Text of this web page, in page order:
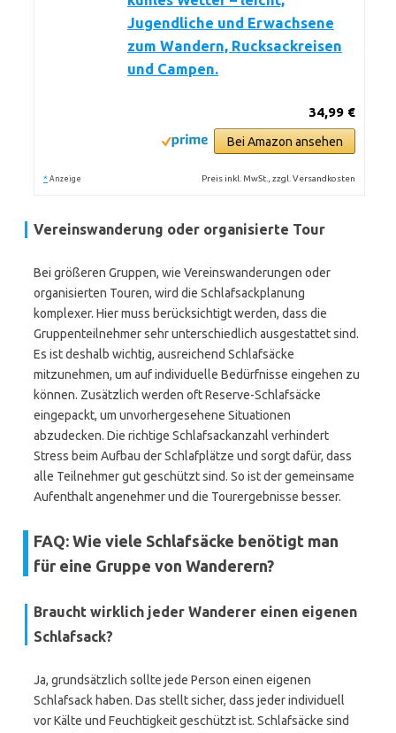
Jugendliche und Erwachsene
zum Wandern, Rucksackreisen
und Campen.
34,99 €
Bei Amazon ansehen
* Anzeige Preis inkl. MwSt., zzgl. Versandkosten
Vereinswanderung oder organisierte Tour
Bei größeren Gruppen, wie Vereinswanderungen oder
organisierten Touren, wird die Schlafsackplanung
komplexer. Hier muss berücksichtigt werden, dass die
Gruppenteilnehmer sehr unterschiedlich ausgestattet sind.
Es ist deshalb wichtig, ausreichend Schlafsäcke
mitzunehmen, um auf individuelle Bedürfnisse eingehen zu
können. Zusätzlich werden oft Reserve-Schlafsäcke
eingepackt, um unvorhergesehene Situationen
abzudecken. Die richtige Schlafsackanzahl verhindert
Stress beim Aufbau der Schlafplätze und sorgt dafür, dass
alle Teilnehmer gut geschützt sind. So ist der gemeinsame
Aufenthalt angenehmer und die Tourergebnisse besser.
FAQ: Wie viele Schlafsäcke benötigt man
für eine Gruppe von Wanderern?
Braucht wirklich jeder Wanderer einen eigenen
Schlafsack?
Ja, grundsätzlich sollte jede Person einen eigenen
Schlafsack haben. Das stellt sicher, dass jeder individuell
vor Kälte und Feuchtigkeit geschützt ist. Schlafsäcke sind